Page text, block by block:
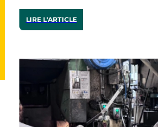
LIRE L'ARTICLE